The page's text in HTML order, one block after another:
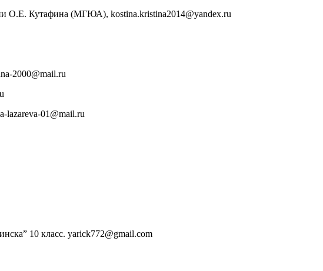
О.Е. Кутафина (МГЮА), kostina.kristina2014@yandex.ru
2000@mail.ru
01@mail.ru
10 класс. yarick772@gmail.com